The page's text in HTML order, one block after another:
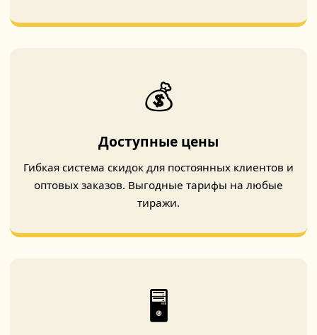
💰
Доступные цены
Гибкая система скидок для постоянных клиентов и
оптовых заказов. Выгодные тарифы на любые
тиражи.
🖥️